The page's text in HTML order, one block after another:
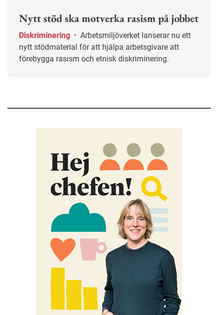
Nytt stöd ska motverka rasism på jobbet
Diskriminering •
nytt stödmaterial för att hjälpa arbetsgivare att
förebygga rasism och etnisk diskriminering.